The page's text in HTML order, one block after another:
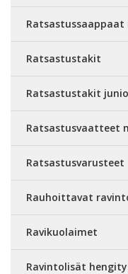
Ratsastussaappaat
Ratsastustakit
Ratsastustakit
Ratsastusvaatteet
Ratsastusvarusteet
Rauhoittavat
Ravikuolaimet
Ravintolisät